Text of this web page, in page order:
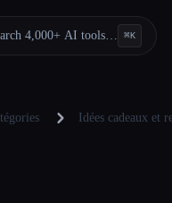
4,000+ AI tools… ⌘K
Idées cadeaux et